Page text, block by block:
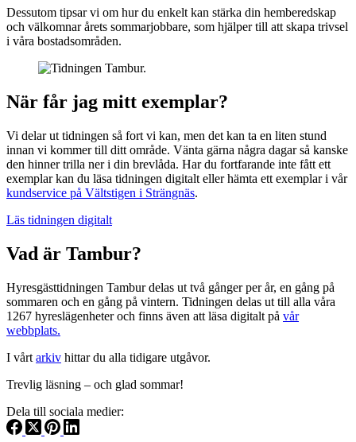
Dessutom tipsar vi om hur du enkelt kan stärka din hemberedskap
och välkomnar årets sommarjobbare, som hjälper till att skapa trivsel
i våra bostadsområden.
När får jag mitt exemplar?
Vi delar ut tidningen så fort vi kan, men det kan ta en liten stund
innan vi kommer till ditt område. Vänta gärna några dagar så kanske
den hinner trilla ner i din brevlåda. Har du fortfarande inte fått ett
exemplar kan du läsa tidningen digitalt eller hämta ett exemplar i vår
kundservice på Vältstigen i Strängnäs.
Läs tidningen digitalt
Vad är Tambur?
Hyresgästtidningen Tambur delas ut två gånger per år, en gång på
sommaren och en gång på vintern. Tidningen delas ut till alla våra
1267 hyreslägenheter och finns även att läsa digitalt på vår
webbplats.
I vårt arkiv hittar du alla tidigare utgåvor.
Trevlig läsning – och glad sommar!
Dela till sociala medier: